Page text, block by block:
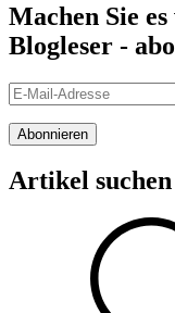
Machen Sie
Blogleser -
E-
Mail-
Adresse
Abonnieren
Artikel suchen